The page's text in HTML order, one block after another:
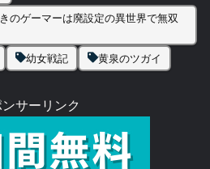
のゲーマーは廃設定の異世界で無双
幼女戦記 黄泉のツガイ
サーリンク